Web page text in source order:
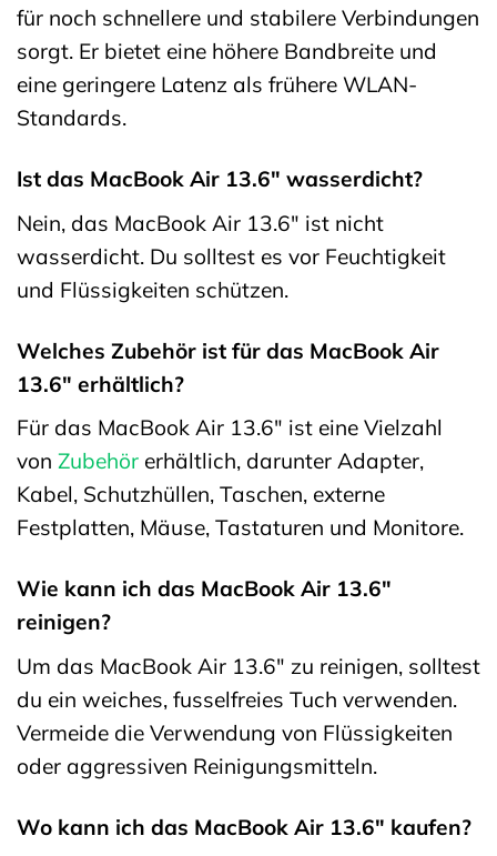
für noch schnellere und stabilere Verbindungen
sorgt. Er bietet eine höhere Bandbreite und
eine geringere Latenz als frühere WLAN-
Standards.
Ist das MacBook Air 13.6″ wasserdicht?
Nein, das MacBook Air 13.6″ ist nicht
wasserdicht. Du solltest es vor Feuchtigkeit
und Flüssigkeiten schützen.
Welches Zubehör ist für das MacBook Air
13.6″ erhältlich?
Für das MacBook Air 13.6″ ist eine Vielzahl
von Zubehör erhältlich, darunter Adapter,
Kabel, Schutzhüllen, Taschen, externe
Festplatten, Mäuse, Tastaturen und Monitore.
Wie kann ich das MacBook Air 13.6″
reinigen?
Um das MacBook Air 13.6″ zu reinigen, solltest
du ein weiches, fusselfreies Tuch verwenden.
Vermeide die Verwendung von Flüssigkeiten
oder aggressiven Reinigungsmitteln.
Wo kann ich das MacBook Air 13.6″ kaufen?